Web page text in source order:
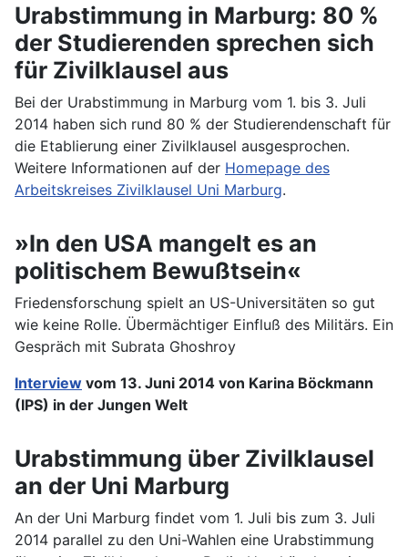
Urabstimmung in Marburg: 80 %
der Studierenden sprechen sich
für Zivilklausel aus
Bei der Urabstimmung in Marburg vom 1. bis 3. Juli
2014 haben sich rund 80 % der Studierendenschaft für
die Etablierung einer Zivilklausel ausgesprochen.
Weitere Informationen auf der Homepage des
Arbeitskreises Zivilklausel Uni Marburg.
»In den USA mangelt es an
politischem Bewußtsein«
Friedensforschung spielt an US-Universitäten so gut
wie keine Rolle. Übermächtiger Einfluß des Militärs. Ein
Gespräch mit Subrata Ghoshroy
Interview vom 13. Juni 2014 von Karina Böckmann
(IPS) in der Jungen Welt
Urabstimmung über Zivilklausel
an der Uni Marburg
An der Uni Marburg findet vom 1. Juli bis zum 3. Juli
2014 parallel zu den Uni-Wahlen eine Urabstimmung